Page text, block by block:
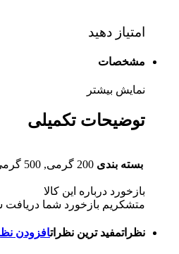
امتیاز دهید
مشخصات
نمایش بیشتر
توضیحات تکمیلی
بسته بندی 200 گرمی, 500 گرمی, 1000 گرمی
بازخورد درباره این کالا
متشکریم بازخورد شما دریافت
نظراتمفید ترین نظراتافزودن